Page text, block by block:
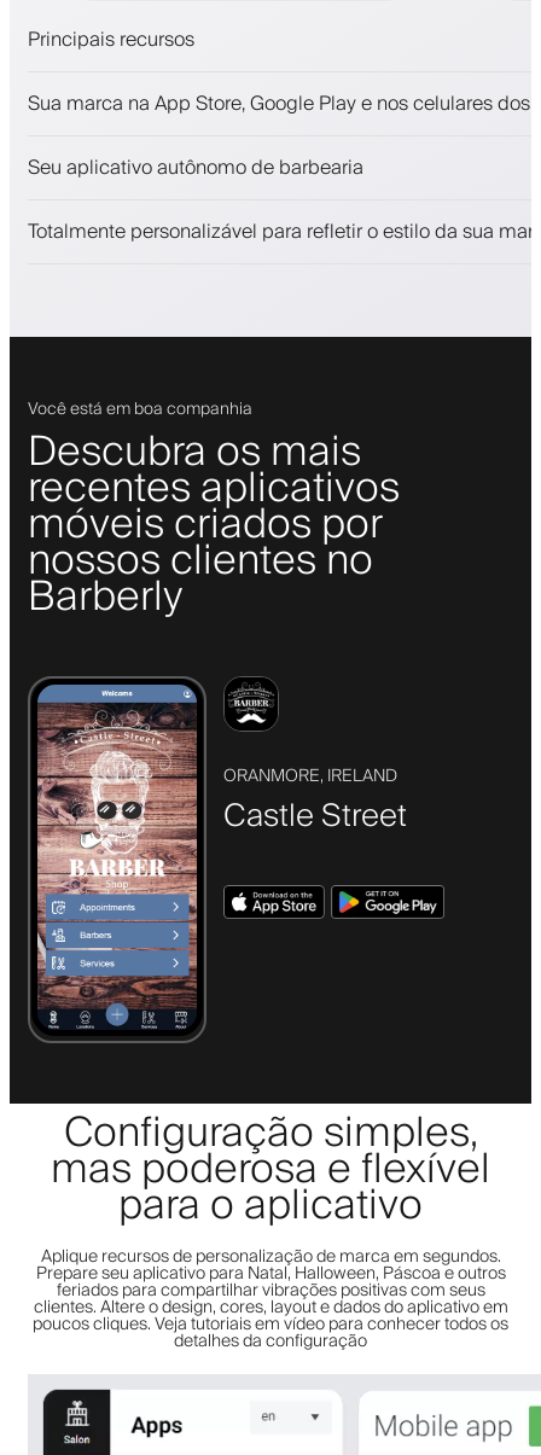
Principais recursos
Pagamentos, depósito caução
Envolva clientes com um programa de fidelidade
Sua marca na App Store, Google Play e nos celulares dos
Seu aplicativo autônomo de barbearia
Totalmente personalizável para refletir o estilo da sua
Você está em boa companhia
Descubra os mais
recentes aplicativos
móveis criados por
nossos clientes no
Barberly
ORANMORE, IRELAND
Castle Street
Configuração simples,
mas poderosa e flexível
para o aplicativo
Aplique recursos de personalização de marca em segundos.
Prepare seu aplicativo para Natal, Halloween, Páscoa e outros
feriados para compartilhar vibrações positivas com seus
clientes. Altere o design, cores, layout e dados do aplicativo em
poucos cliques. Veja tutoriais em vídeo para conhecer todos os
detalhes da configuração